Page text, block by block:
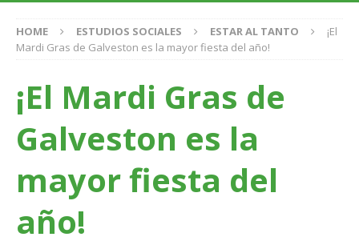
HOME ESTUDIOS SOCIALES ESTAR AL TANTO
¡El
Mardi Gras de Galveston es la mayor fiesta del año!
¡El Mardi Gras de
Galveston es la
mayor fiesta del
año!